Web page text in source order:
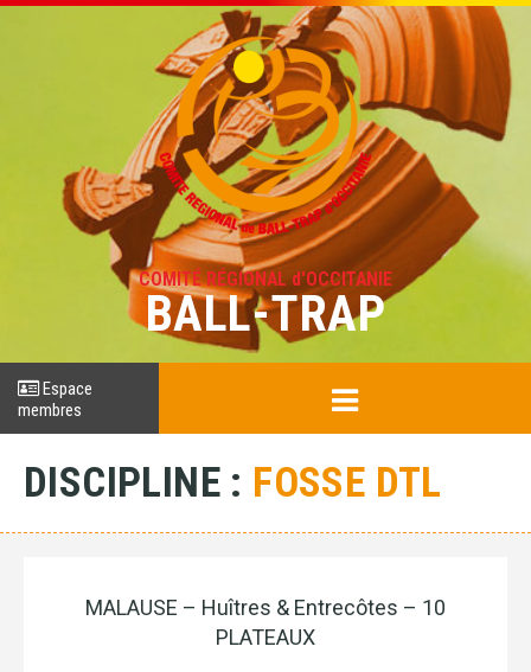
COMITÉ RÉGIONAL d'OCCITANIE
BALL-TRAP
Espace
membres
DISCIPLINE : FOSSE DTL
MALAUSE – Huîtres & Entrecôtes – 10
PLATEAUX